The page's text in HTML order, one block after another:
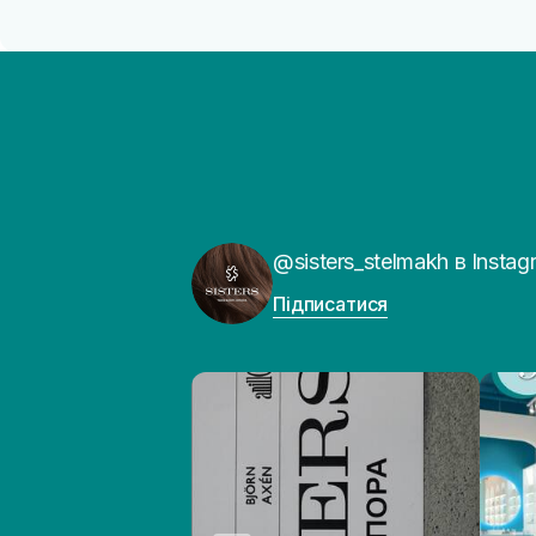
@sisters_stelmakh в
Підписатися